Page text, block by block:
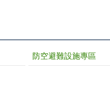
防空避難設施專區